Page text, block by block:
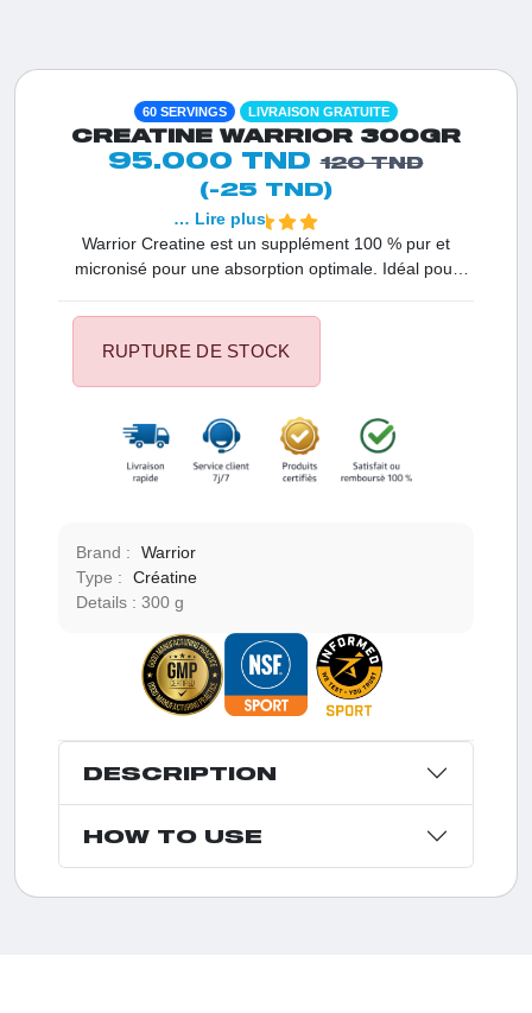
60 SERVINGS LIVRAISON GRATUITE
CREATINE WARRIOR 300GR
95.000 TND 120 TND
(-25 TND)
Warrior Creatine est un supplément 100 % pur et
micronisé pour une absorption optimale. Idéal pour
arômes. 60 portions de qualité supérieure pour des
résultats prouvés.
… Lire plus
RUPTURE DE STOCK
Brand :
Warrior
Type :
Créatine
Details :
300 g
DESCRIPTION
HOW TO USE